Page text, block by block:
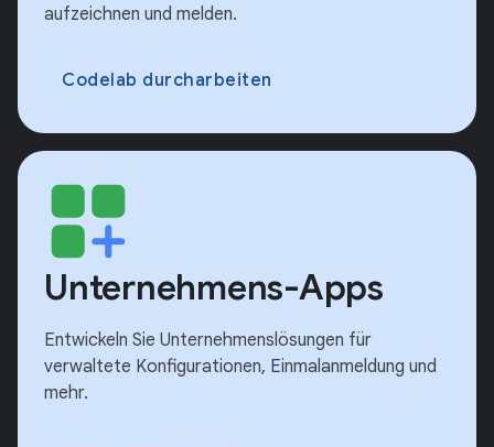
aufzeichnen und melden.
Codelab durcharbeiten
Unternehmens-Apps
Entwickeln Sie Unternehmenslösungen für
verwaltete Konfigurationen, Einmalanmeldung und
mehr.